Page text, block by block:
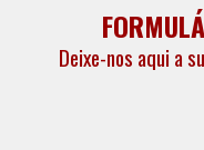
Deixe-nos aqui a